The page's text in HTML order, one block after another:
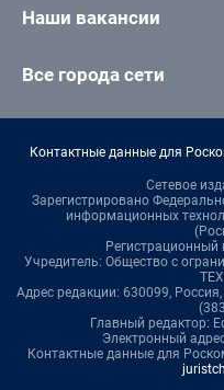
Наши вакансии
Все города сети
Контактные данные для
Сетевое
Зарегистрировано
информационных
Учредитель: Общество с
Адрес редакции: 630099,
Главный редактор:
Электронный
Контактные данные для